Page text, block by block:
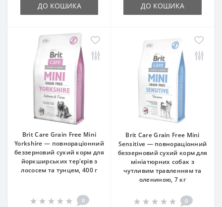
ДО КОШИКА ДО КОШИКА
Brit Care Grain Free Mini
Yorkshire — повнораціонний
беззерновий сухий корм для
йоркширських тер'єрів з
лососем та тунцем, 400 г
0
Brit Care Grain Free Mini
Sensitive — повнораціонний
беззерновий сухий корм для
мініатюрних собак з
чутливим травленням та
олениною, 7 кг
0